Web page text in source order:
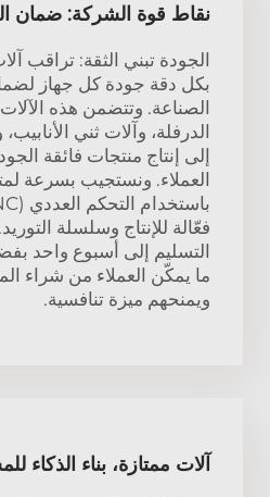
نقاط قوة الشركة: ضمان
الجودة تبني الثقة: تراقب
بكل دقة جودة كل جهاز
الصناعة. وتتضمن هذه
الدرفلة، وآلات ثني
إلى إنتاج منتجات فائقة
العملاء. ونستجيب بسرعة
فعّالة للإنتاج وسلسلة
التسليم إلى أسبوع واحد
ما يمكّن العملاء من شراء
ويمنحهم ميزة تنافسية.
آلات ممتازة، بناء الذكاء